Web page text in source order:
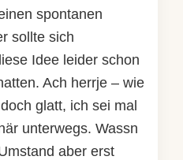
spontanen
sollte sich
Idee leider schon
Ach herrje – wie
glatt, ich sei mal
unterwegs. Wassn
aber erst